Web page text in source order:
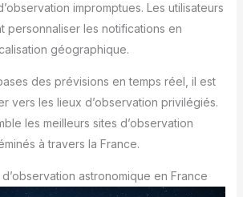
impromptues. Les utilisateurs
personnaliser les notifications en
géographique.
des prévisions en temps réel, il est
vers les lieux d’observation privilégiés.
les meilleurs sites d’observation
à travers la France.
astronomique en France